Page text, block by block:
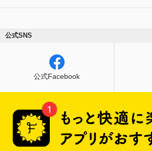
公式SNS
公式Facebook